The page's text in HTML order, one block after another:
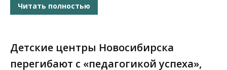
Читать полностью
Детские центры Новосибирска
перегибают с «педагогикой успеха»,